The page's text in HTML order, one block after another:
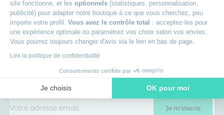
site fonctionne, et les optionnels (statistiques, personnalisation,
publicité) pour adapter notre boutique à ce que vous cherchez, peu
importe votre profil. Vous avez le contrôle total : acceptez-les pour
une expérience optimale ou paramétrez vos choix selon vos envies.
Vous pourrez toujours changer d'avis via le lien en bas de page.
Lire la politique de confidentialité
Consentements certifiés par
Je choisis OK pour moi
Axeptio consent
Plateforme de Gestion du Consentement : Personnalisez vos
Rejoignez le club des dormeurs
avisés
conseils d’experts, nos nouveautés en avant-première, nos